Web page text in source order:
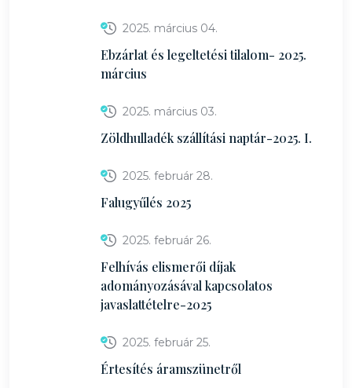
2025. március 04.
Ebzárlat és legeltetési tilalom- 2025.
március
2025. március 03.
Zöldhulladék szállítási naptár-2025. I.
2025. február 28.
Falugyűlés 2025
2025. február 26.
Felhívás elismerői díjak
adományozásával kapcsolatos
javaslattételre-2025
2025. február 25.
Értesítés áramszünetről